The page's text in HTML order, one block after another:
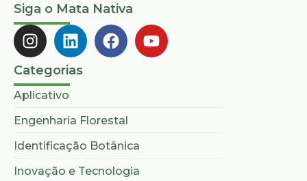
Siga o Mata Nativa
Categorias
Aplicativo
Engenharia Florestal
Identificação Botânica
Inovação e Tecnologia